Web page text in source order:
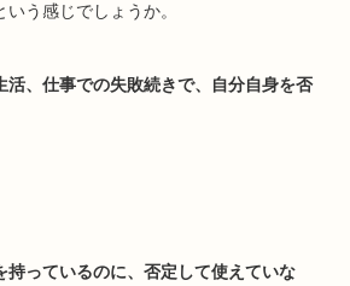
う感じでしょうか。
活、仕事での失敗続きで、自分自身を否
持っているのに、否定して使えていな